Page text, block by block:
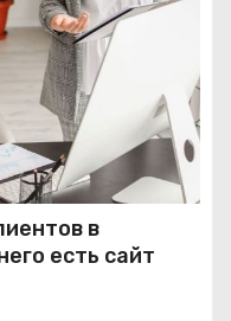
в
есть сайт